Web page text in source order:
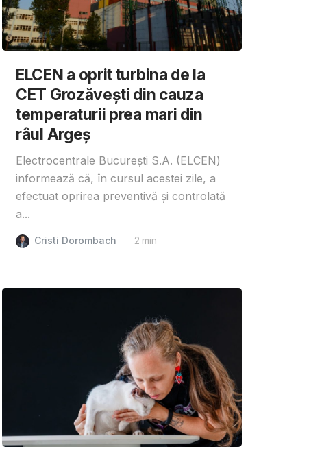
ELCEN a oprit turbina de la
CET Grozăvești din cauza
temperaturii prea mari din
râul Argeș
Electrocentrale București S.A. (ELCEN)
informează că, în cursul acestei zile, a
efectuat oprirea preventivă și controlată
a...
Cristi Dorombach 2 min